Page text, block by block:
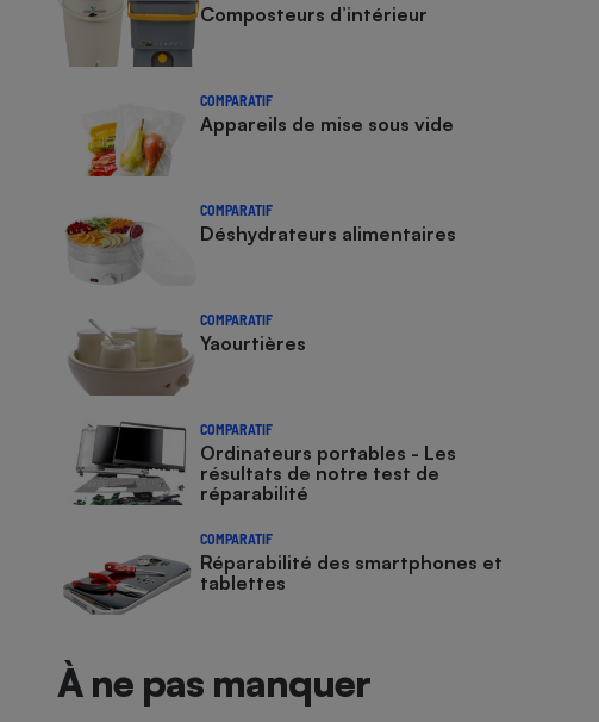
Composteurs d’intérieur
COMPARATIF
Appareils de mise sous vide
COMPARATIF
Déshydrateurs alimentaires
COMPARATIF
Yaourtières
COMPARATIF
Ordinateurs portables - Les
résultats de notre test de
réparabilité
COMPARATIF
Réparabilité des smartphones et
tablettes
À ne pas manquer